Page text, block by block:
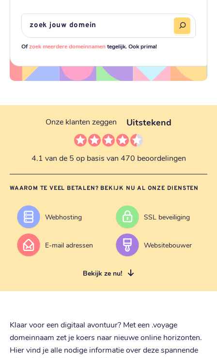
Ofzoek meerdere domeinnamentegelijk. Ook prima!
Onze klanten zeggen Uitstekend
4.1 van de 5 op basis van 470 beoordelingen
WAAROM TE VEEL BETALEN? BEKIJK NU AL ONZE DIENSTEN
Webhosting SSL beveiliging
E-mail adressen Websitebouwer
Bekijk ze nu!
Klaar voor een digitaal avontuur? Met een .voyage
domeinnaam zet je koers naar nieuwe online horizonten.
Hier vind je alle nodige informatie over deze spannende